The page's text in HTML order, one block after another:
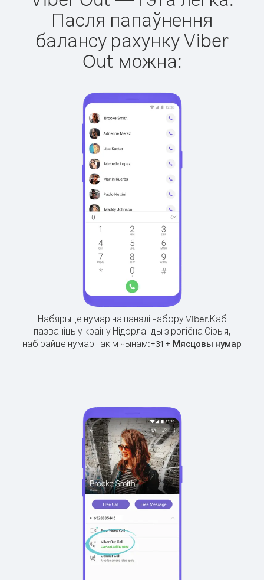
Пасля папаўнення
балансу рахунку Viber
Out можна:
Набярыце нумар на панэлі набору Viber.Каб
пазваніць у краіну Нідэрланды з рэгіёна Сірыя,
набірайце нумар такім чынам:+31 + Мясцовы нумар